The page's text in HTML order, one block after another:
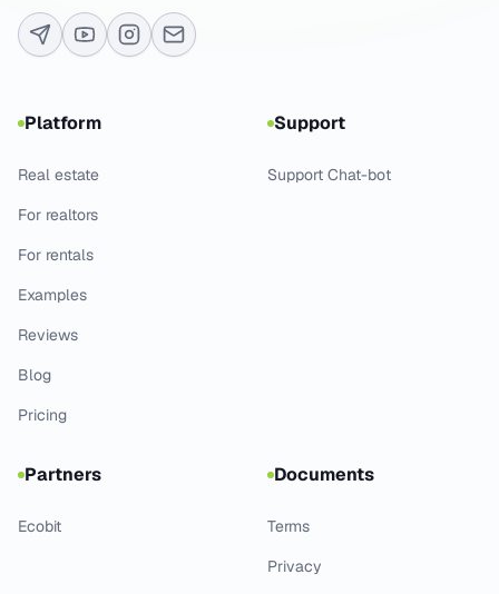
Platform
Real estate
For realtors
For rentals
Examples
Reviews
Blog
Pricing
Support
Support Chat-bot
Partners
Ecobit
Documents
Terms
Privacy